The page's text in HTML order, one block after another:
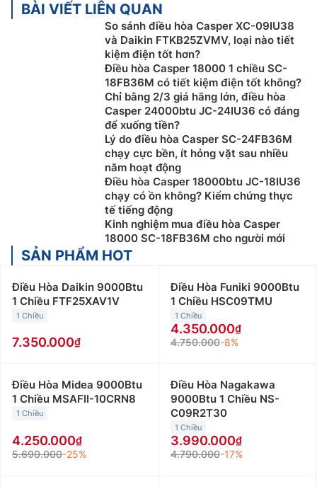
BÀI VIẾT LIÊN QUAN
So sánh điều hòa Casper XC-09IU38
và Daikin FTKB25ZVMV, loại nào tiết
kiệm điện tốt hơn?
Điều hòa Casper 18000 1 chiều SC-
18FB36M có tiết kiệm điện tốt không?
Chỉ bằng 2/3 giá hãng lớn, điều hòa
Casper 24000btu JC-24IU36 có đáng
để xuống tiền?
Lý do điều hòa Casper SC-24FB36M
chạy cực bền, ít hỏng vặt sau nhiều
năm hoạt động
Điều hòa Casper 18000btu JC-18IU36
chạy có ồn không? Kiểm chứng thực
tế tiếng động
Kinh nghiệm mua điều hòa Casper
18000 SC-18FB36M cho người mới
SẢN PHẨM HOT
Điều Hòa Daikin 9000Btu
1 Chiều FTF25XAV1V
1 Chiều
7.350.000
Điều Hòa Funiki 9000Btu
1 Chiều HSC09TMU
1 Chiều
4.350.000
4.750.000-8%
Điều Hòa Midea 9000Btu
1 Chiều MSAFII-10CRN8
1 Chiều
4.250.000
5.690.000-25%
Điều Hòa Nagakawa
9000Btu 1 Chiều NS-
C09R2T30
1 Chiều
3.990.000
4.790.000-17%